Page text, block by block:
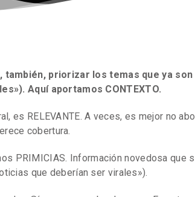
también, priorizar los temas que ya
Aquí aportamos CONTEXTO.
es RELEVANTE. A veces, es mejor no
cobertura.
PRIMICIAS. Información novedosa que
que deberían ser virales»).